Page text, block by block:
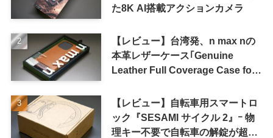
た8K AI搭載アクションカメラ
【レビュー】台湾発、n max nの
本革レザーケース｢Genuine
Leather Full Coverage Case for
【レビュー】自転車用スマートロ
ック『SESAMI サイクル 2』ｰ 物
理キー不要で自転車の解錠が超簡